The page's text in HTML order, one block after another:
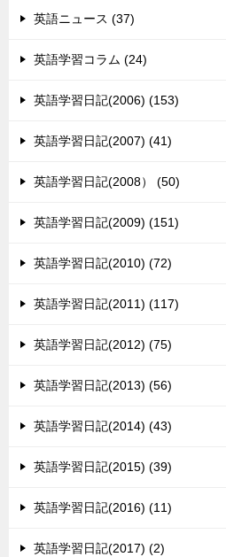
英語ニュース (37)
英語学習コラム (24)
英語学習日記(2006) (153)
英語学習日記(2007) (41)
英語学習日記(2008） (50)
英語学習日記(2009) (151)
英語学習日記(2010) (72)
英語学習日記(2011) (117)
英語学習日記(2012) (75)
英語学習日記(2013) (56)
英語学習日記(2014) (43)
英語学習日記(2015) (39)
英語学習日記(2016) (11)
英語学習日記(2017) (2)